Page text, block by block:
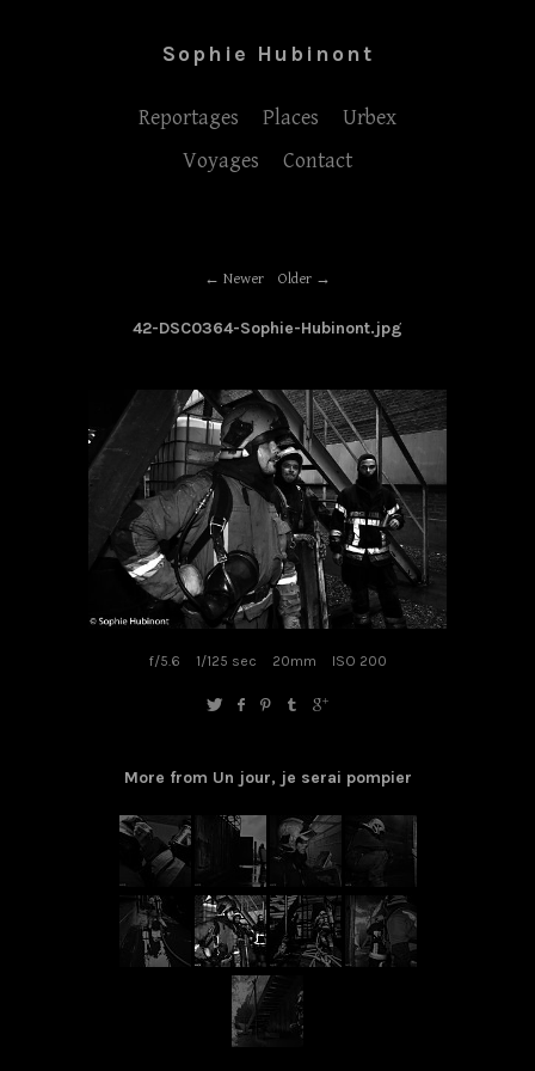
Sophie Hubinont
Reportages Places
Urbex
Voyages
Contact
Newer Older
42-DSC0364-Sophie-Hubinont.jpg
f/5.6 1/125 sec 20mm ISO 200
More from Un jour, je serai pompier